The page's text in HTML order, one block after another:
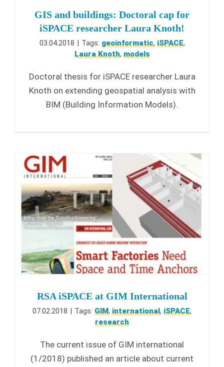
GIS and buildings: Doctoral cap for
iSPACE researcher Laura Knoth!
03.04.2018 Tags: geoinformatic, iSPACE,
Laura Knoth, models
Doctoral thesis for iSPACE researcher Laura
Knoth on extending geospatial analysis with
BIM (Building Information Models).
RSA iSPACE at GIM International
07.02.2018 Tags: GIM, international, iSPACE,
research
The current issue of GIM international
(1/2018) published an article about current